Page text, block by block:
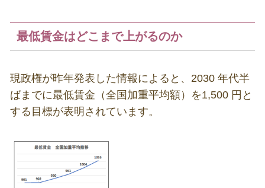
最低賃金はどこまで上がるのか
現政権が昨年発表した情報によると、2030 年代半
ばまでに最低賃金（全国加重平均額）を1,500 円と
する目標が表明されています。